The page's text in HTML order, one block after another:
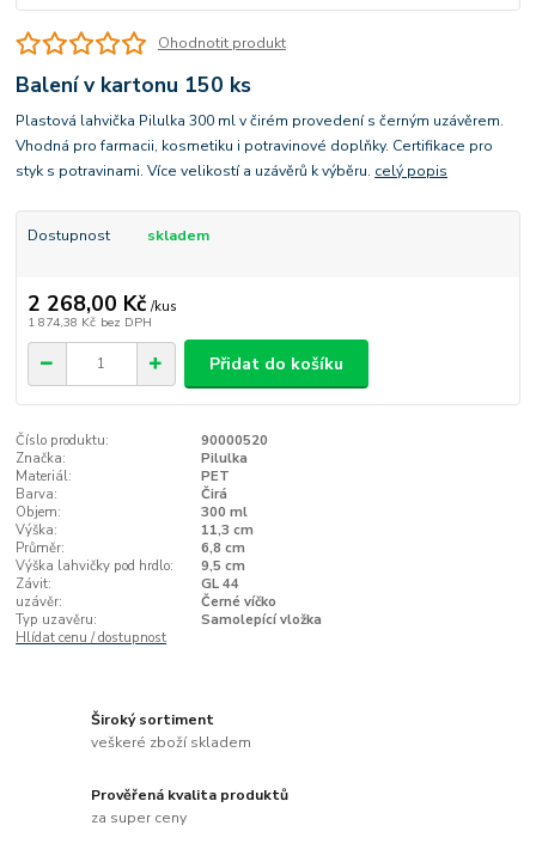
Ohodnotit produkt
Balení v kartonu 150 ks
Plastová lahvička Pilulka 300 ml v čirém provedení s černým uzávěrem.
Vhodná pro farmacii, kosmetiku i potravinové doplňky. Certifikace pro
styk s potravinami. Více velikostí a uzávěrů k výběru. celý popis
Dostupnost skladem
2 268,00 Kč /kus
1 874,38 Kč bez DPH
Přidat do košíku
Číslo produktu:
90000520
Značka:
Pilulka
Materiál:
PET
Barva:
Čirá
Objem:
300 ml
Výška:
11,3 cm
Průměr:
6,8 cm
Výška lahvičky pod hrdlo:
9,5 cm
Závit:
GL 44
uzávěr:
Černé víčko
Typ uzavěru:
Samolepící vložka
Hlídat cenu / dostupnost
Široký sortiment
veškeré zboží skladem
Prověřená kvalita produktů
za super ceny